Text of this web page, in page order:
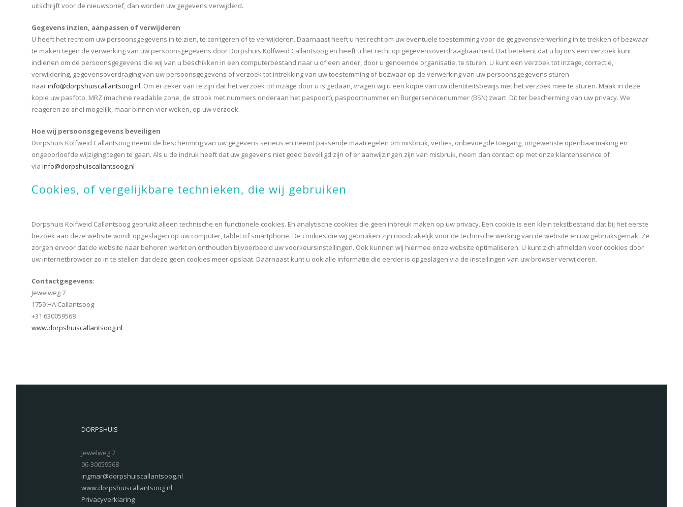
uitschrijft voor de nieuwsbrief, dan worden uw gegevens verwijderd.
Gegevens inzien, aanpassen of verwijderen
U heeft het recht om uw persoonsgegevens in te zien, te corrigeren of te verwijderen. Daarnaast heeft u het recht om uw eventuele toestemming voor de gegevensverwerking in te trekken of bezwaar
te maken tegen de verwerking van uw persoonsgegevens door Dorpshuis Kolfweid Callantsoog en heeft u het recht op gegevensoverdraagbaarheid. Dat betekent dat u bij ons een verzoek kunt
indienen om de persoonsgegevens die wij van u beschikken in een computerbestand naar u of een ander, door u genoemde organisatie, te sturen. U kunt een verzoek tot inzage, correctie,
verwijdering, gegevensoverdraging van uw persoonsgegevens of verzoek tot intrekking van uw toestemming of bezwaar op de verwerking van uw persoonsgegevens sturen
naarinfo@dorpshuiscallantsoog.nl. Om er zeker van te zijn dat het verzoek tot inzage door u is gedaan, vragen wij u een kopie van uw identiteitsbewijs met het verzoek mee te sturen. Maak in deze
kopie uw pasfoto, MRZ (machine readable zone, de strook met nummers onderaan het paspoort), paspoortnummer en Burgerservicenummer (BSN) zwart. Dit ter bescherming van uw privacy. We
reageren zo snel mogelijk, maar binnen vier weken, op uw verzoek.
Hoe wij persoonsgegevens beveiligen
Dorpshuis Kolfweid Callantsoog neemt de bescherming van uw gegevens serieus en neemt passende maatregelen om misbruik, verlies, onbevoegde toegang, ongewenste openbaarmaking en
ongeoorloofde wijziging tegen te gaan. Als u de indruk heeft dat uw gegevens niet goed beveiligd zijn of er aanwijzingen zijn van misbruik, neem dan contact op met onze klantenservice of
via info@dorpshuiscallantsoog.nl
Cookies, of vergelijkbare technieken, die wij gebruiken
Dorpshuis Kolfweid Callantsoog gebruikt alleen technische en functionele cookies. En analytische cookies die geen inbreuk maken op uw privacy. Een cookie is een klein tekstbestand dat bij het eerste
bezoek aan deze website wordt opgeslagen op uw computer, tablet of smartphone. De cookies die wij gebruiken zijn noodzakelijk voor de technische werking van de website en uw gebruiksgemak. Ze
zorgen ervoor dat de website naar behoren werkt en onthouden bijvoorbeeld uw voorkeursinstellingen. Ook kunnen wij hiermee onze website optimaliseren. U kunt zich afmelden voor cookies door
uw internetbrowser zo in te stellen dat deze geen cookies meer opslaat. Daarnaast kunt u ook alle informatie die eerder is opgeslagen via de instellingen van uw browser verwijderen.
Contactgegevens:
Jewelweg 7
1759 HA Callantsoog
+31 630059568
www.dorpshuiscallantsoog.nl
DORPSHUIS
Jewelweg 7
06-30059568
ingmar@dorpshuiscallantsoog.nl
www.dorpshuiscallantsoog.nl
Privacyverklaring